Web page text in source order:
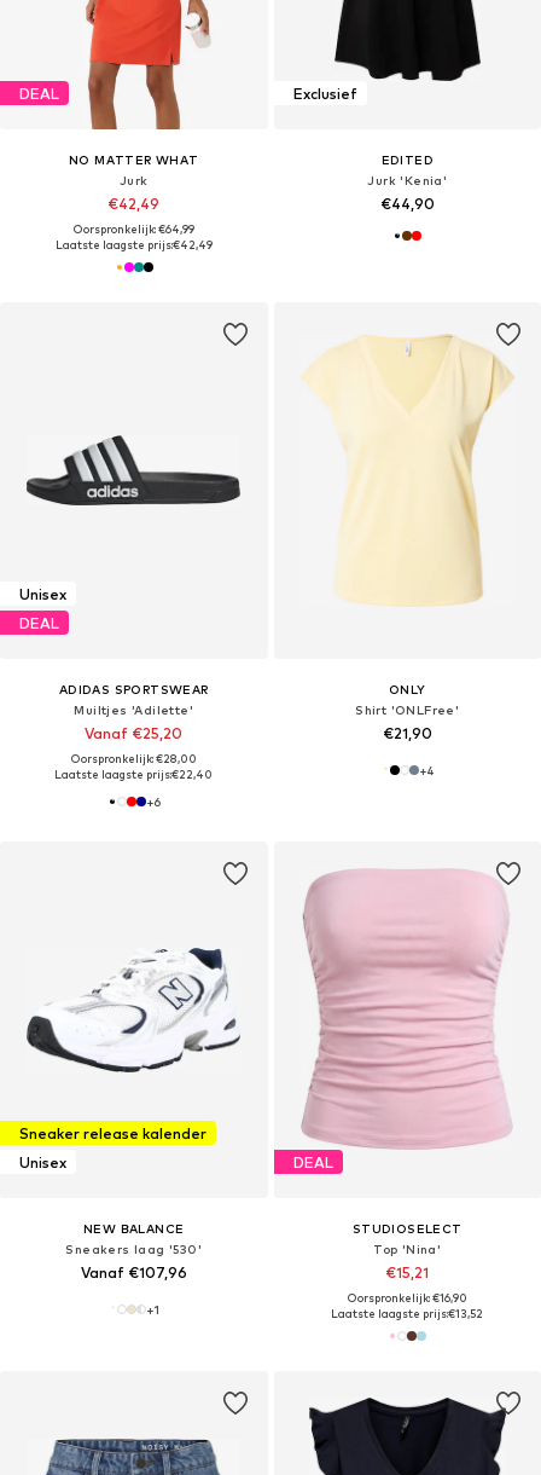
DEAL
NO MATTER WHAT
Jurk
€42,49
Oorspronkelijk: €64,99
Laatste laagste prijs:€42,49
Exclusief
EDITED
Jurk 'Kenia'
€44,90
Unisex
DEAL
ADIDAS SPORTSWEAR
Muiltjes 'Adilette'
Vanaf €25,20
Oorspronkelijk: €28,00
Laatste laagste prijs:€22,40
+6
ONLY
Shirt 'ONLFree'
€21,90
+4
Sneaker release kalender
Unisex
NEW BALANCE
Sneakers laag '530'
Vanaf €107,96
+1
DEAL
STUDIOSELECT
Top 'Nina'
€15,21
Oorspronkelijk: €16,90
Laatste laagste prijs:€13,52